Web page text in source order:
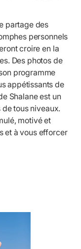
partage des
personnels
croire en la
Des photos de
programme
appétissants de
Shalane est un
tous niveaux.
motivé et
et à vous efforcer